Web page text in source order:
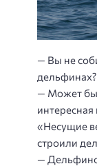
— Вы не
дельфинах?
— Может
«Несущие
строили
—